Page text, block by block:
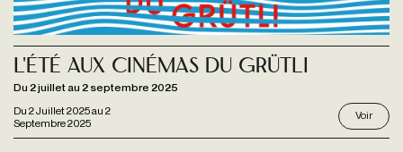
Du 2 Juillet 2025au 2
Septembre 2025
L'Été aux Cinémas du Grütli
Du 2 juillet au 2 septembre 2025
Voir